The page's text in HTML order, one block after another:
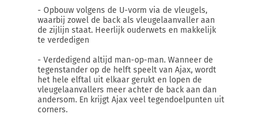
- Opbouw volgens de U-vorm via de vleugels,
waarbij zowel de back als vleugelaanvaller aan
de zijlijn staat. Heerlijk ouderwets en makkelijk
te verdedigen
- Verdedigend altijd man-op-man. Wanneer de
tegenstander op de helft speelt van Ajax, wordt
het hele elftal uit elkaar gerukt en lopen de
vleugelaanvallers meer achter de back aan dan
andersom. En krijgt Ajax veel tegendoelpunten uit
corners.